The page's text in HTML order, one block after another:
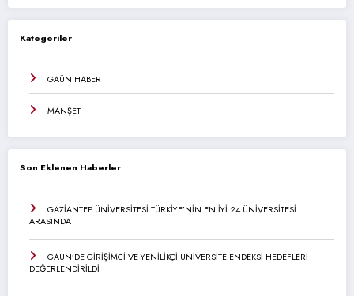
Kategoriler
GAÜN HABER
MANŞET
Son Eklenen Haberler
GAZİANTEP ÜNİVERSİTESİ TÜRKİYE’NİN EN İYİ 24 ÜNİVERSİTESİ
ARASINDA
GAÜN’DE GİRİŞİMCİ VE YENİLİKÇİ ÜNİVERSİTE ENDEKSİ HEDEFLERİ
DEĞERLENDİRİLDİ